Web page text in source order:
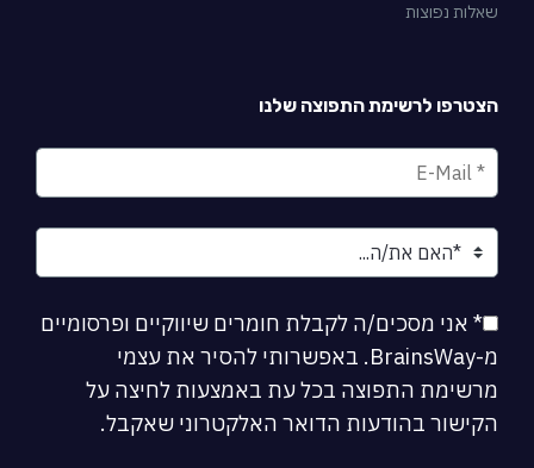
שאלות נפוצות
הצטרפו לרשימת התפוצה שלנו
* אני מסכים/ה לקבלת חומרים שיווקיים ופרסומיים
מ-BrainsWay. באפשרותי להסיר את עצמי
מרשימת התפוצה בכל עת באמצעות לחיצה על
הקישור בהודעות הדואר האלקטרוני שאקבל.